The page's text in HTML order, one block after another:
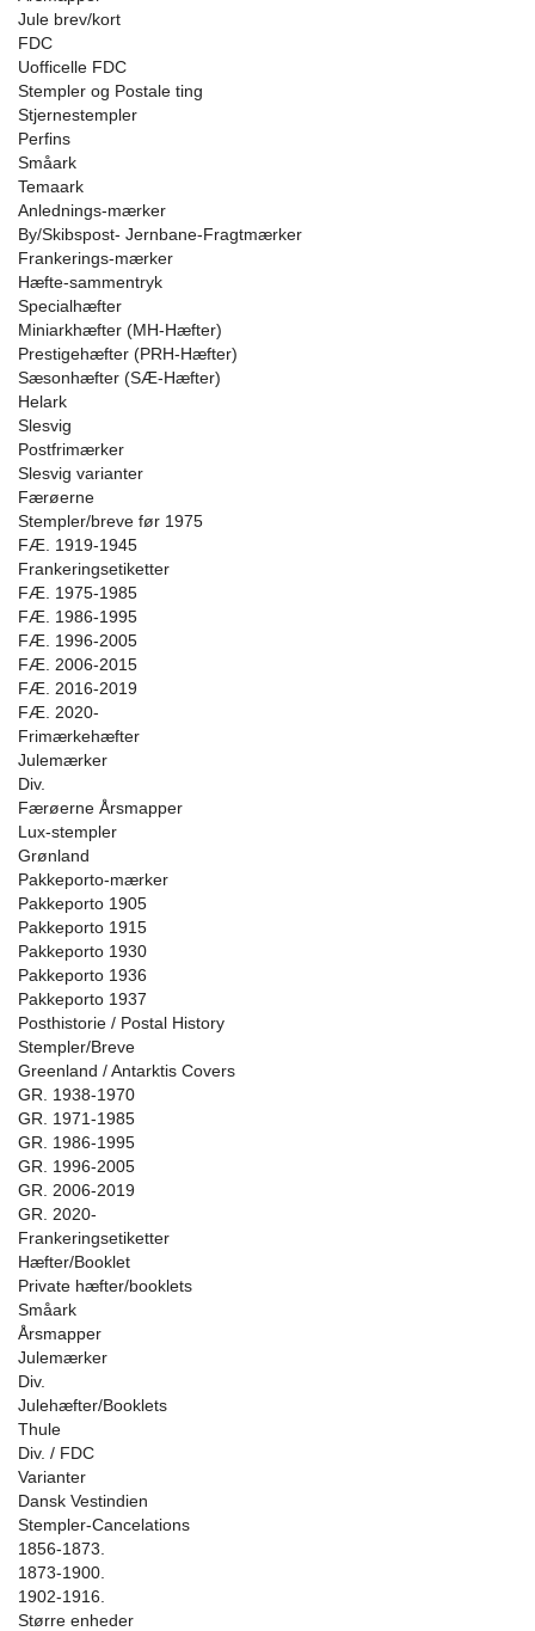
Jule brev/kort
FDC
Uofficelle FDC
Stempler og Postale ting
Stjernestempler
Perfins
Småark
Temaark
Anlednings-mærker
By/Skibspost- Jernbane-Fragtmærker
Frankerings-mærker
Hæfte-sammentryk
Specialhæfter
Miniarkhæfter (MH-Hæfter)
Prestigehæfter (PRH-Hæfter)
Sæsonhæfter (SÆ-Hæfter)
Helark
Slesvig
Postfrimærker
Slesvig varianter
Færøerne
Stempler/breve før 1975
FÆ. 1919-1945
Frankeringsetiketter
FÆ. 1975-1985
FÆ. 1986-1995
FÆ. 1996-2005
FÆ. 2006-2015
FÆ. 2016-2019
FÆ. 2020-
Frimærkehæfter
Julemærker
Div.
Færøerne Årsmapper
Lux-stempler
Grønland
Pakkeporto-mærker
Pakkeporto 1905
Pakkeporto 1915
Pakkeporto 1930
Pakkeporto 1936
Pakkeporto 1937
Posthistorie / Postal History
Stempler/Breve
Greenland / Antarktis Covers
GR. 1938-1970
GR. 1971-1985
GR. 1986-1995
GR. 1996-2005
GR. 2006-2019
GR. 2020-
Frankeringsetiketter
Hæfter/Booklet
Private hæfter/booklets
Småark
Årsmapper
Julemærker
Div.
Julehæfter/Booklets
Thule
Div. / FDC
Varianter
Dansk Vestindien
Stempler-Cancelations
1856-1873.
1873-1900.
1902-1916.
Større enheder